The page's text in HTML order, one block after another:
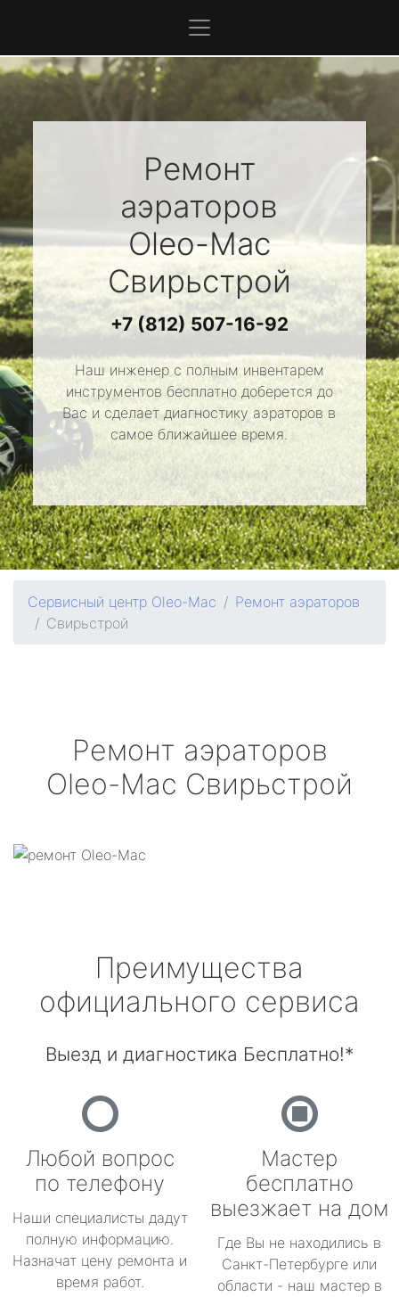
Ремонт
аэраторов
Oleo-Mac
Свирьстрой
+7 (812) 507-16-92
Наш инженер с полным инвентарем
инструментов бесплатно доберется до
Вас и сделает диагностику аэраторов в
самое ближайшее время.
Сервисный центр Oleo-Mac
Ремонт аэраторов
Свирьстрой
Ремонт аэраторов
Oleo-Mac Свирьстрой
Преимущества
официального сервиса
Выезд и диагностика Бесплатно!*
Любой вопрос
по телефону
Наши специалисты дадут
полную информацию.
Назначат цену ремонта и
время работ.
Мастер
бесплатно
выезжает на дом
Где Вы не находились в
Санкт-Петербурге или
области - наш мастер в